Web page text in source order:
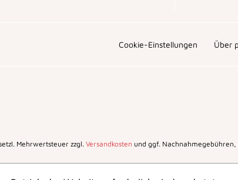
Mehrwertsteuer zzgl. Versandkosten und ggf.
Cookie-Einstellungen Über